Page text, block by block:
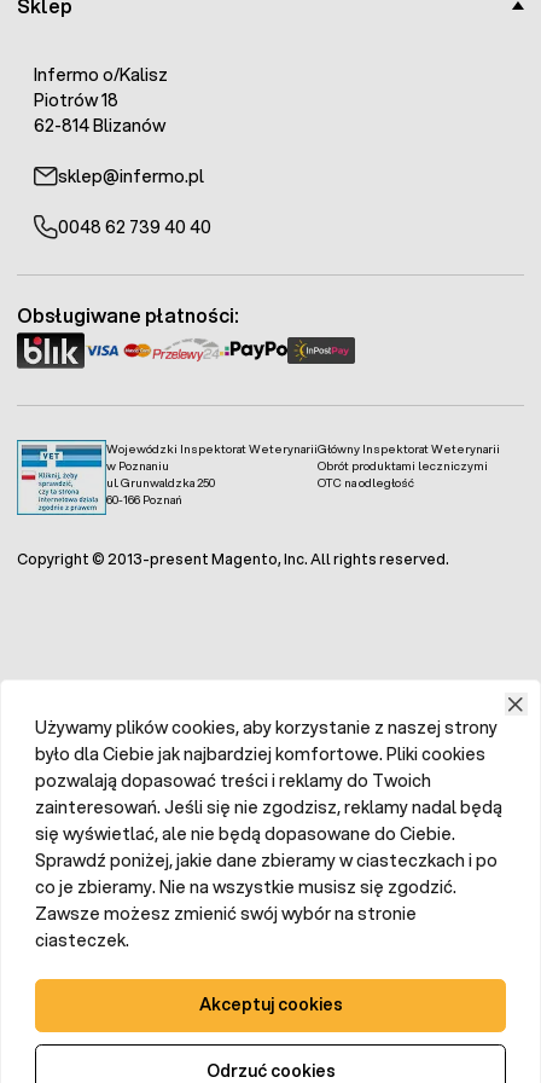
Infermo o/Kalisz
Piotrów 18
62-814 Blizanów
sklep@infermo.pl
0048 62 739 40 40
Wojewódzki Inspektorat Weterynarii
w Poznaniu
ul. Grunwaldzka 250
60-166 Poznań
Główny Inspektorat Weterynarii
Obrót produktami leczniczymi
OTC na odległość
Obsługiwane płatności:
Copyright © 2013-present Magento, Inc. All rights reserved.
Używamy plików cookies, aby korzystanie z naszej strony
było dla Ciebie jak najbardziej komfortowe. Pliki cookies
pozwalają dopasować treści i reklamy do Twoich
zainteresowań. Jeśli się nie zgodzisz, reklamy nadal będą
się wyświetlać, ale nie będą dopasowane do Ciebie.
Sprawdź poniżej, jakie dane zbieramy w ciasteczkach i po
co je zbieramy. Nie na wszystkie musisz się zgodzić.
Zawsze możesz zmienić swój wybór na stronie
ciasteczek.
Akceptuj cookies
Odrzuć cookies